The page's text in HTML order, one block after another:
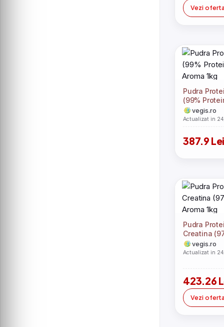
Vezi
Pudra
(99%
Aroma 1kg
vegis.ro
Actualizat in
387.9 Lei
Pudra
Creatina
Aroma 1kg
vegis.ro
Actualizat in
423.26
Vezi